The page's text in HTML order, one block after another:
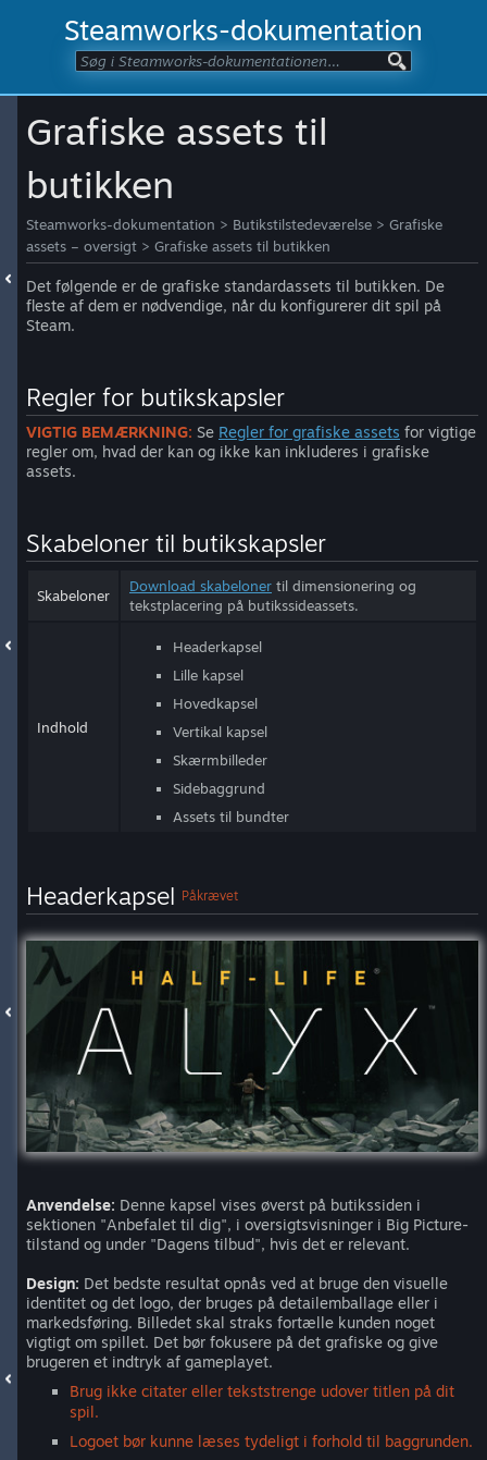
Steamworks-dokumentation
Grafiske assets til
butikken
Steamworks-dokumentation > Butikstilstedeværelse > Grafiske
assets – oversigt > Grafiske assets til butikken
Det følgende er de grafiske standardassets til butikken. De
fleste af dem er nødvendige, når du konfigurerer dit spil på
Steam.
Regler for butikskapsler
VIGTIG BEMÆRKNING: Se Regler for grafiske assets for vigtige
regler om, hvad der kan og ikke kan inkluderes i grafiske
assets.
Skabeloner til butikskapsler
Skabeloner
Download skabeloner til dimensionering og
tekstplacering på butikssideassets.
Indhold
Headerkapsel
Lille kapsel
Hovedkapsel
Vertikal kapsel
Skærmbilleder
Sidebaggrund
Assets til bundter
Headerkapsel Påkrævet
Anvendelse: Denne kapsel vises øverst på butikssiden i
sektionen "Anbefalet til dig", i oversigtsvisninger i Big Picture-
tilstand og under "Dagens tilbud", hvis det er relevant.
Design: Det bedste resultat opnås ved at bruge den visuelle
identitet og det logo, der bruges på detailemballage eller i
markedsføring. Billedet skal straks fortælle kunden noget
vigtigt om spillet. Det bør fokusere på det grafiske og give
brugeren et indtryk af gameplayet.
Brug ikke citater eller tekststrenge udover titlen på dit
spil.
Logoet bør kunne læses tydeligt i forhold til baggrunden.